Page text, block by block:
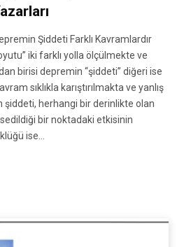
Şiddeti Farklı Kavramlardır
iki farklı yolla ölçülmekte ve
birisi depremin “şiddeti” diğeri ise
sıklıkla karıştırılmakta ve yanlış
şiddeti, herhangi bir derinlikte olan
bir noktadaki etkisinin
ise…